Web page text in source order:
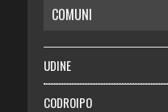
RISPARMIO
SALUTE
Necrologie
COMUNI
UDINE
CODROIPO